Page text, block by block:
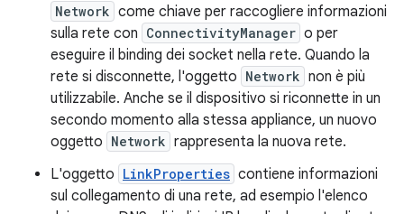
Network come chiave per raccogliere informazioni
sulla rete con ConnectivityManager o per
eseguire il binding dei socket nella rete. Quando la
rete si disconnette, l'oggetto Network non è più
utilizzabile. Anche se il dispositivo si riconnette in un
secondo momento alla stessa appliance, un nuovo
oggetto Network rappresenta la nuova rete.
L'oggetto LinkProperties contiene informazioni
sul collegamento di una rete, ad esempio l'elenco